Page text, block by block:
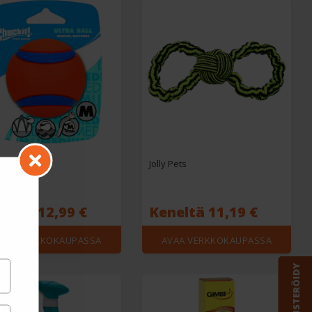
REKISTERÖIDY
12,99 €
VERKKOKAUPASSA
Jolly Pets
Keneltä 11,19 €
AVAA VERKKOKAUPASSA